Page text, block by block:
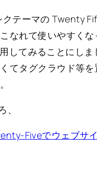
テーマの Twenty
なれて使いやすく
てみることにし
てタグクラウド等
Fiveでウェブサ